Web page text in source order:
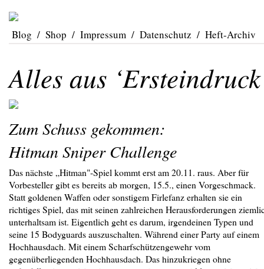
Blog / Shop / Impressum / Datenschutz / Heft-Archiv
Alles aus
Zum Schuss gekommen:
Hitman Sniper Challenge
Das nächste „Hitman"-Spiel kommt erst am 20.11. raus. Aber für
Vorbesteller gibt es bereits ab morgen, 15.5., einen Vorgeschmack.
Statt goldenen Waffen oder sonstigem Firlefanz erhalten sie ein
richtiges Spiel, das mit seinen zahlreichen Herausforderungen
unterhaltsam ist. Eigentlich geht es darum, irgendeinen Typen und
seine 15 Bodyguards auszuschalten. Während einer Party auf einem
Hochhausdach. Mit einem Scharfschützengewehr vom
gegenüberliegenden Hochhausdach. Das hinzukriegen ohne